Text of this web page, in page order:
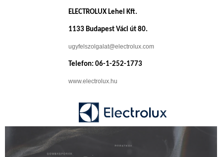
ELECTROLUX Lehel Kft.
1133 Budapest Váci út 80.
ugyfelszolgalat@electrolux.com
Telefon: 06-1-252-1773
www.electrolux.hu